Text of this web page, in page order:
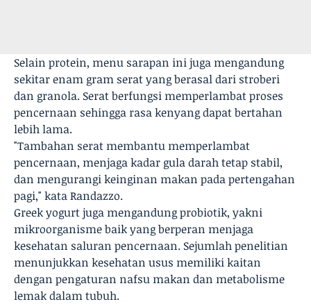
Selain protein, menu sarapan ini juga mengandung
sekitar enam gram serat yang berasal dari stroberi
dan granola. Serat berfungsi memperlambat proses
pencernaan sehingga rasa kenyang dapat bertahan
lebih lama.
"Tambahan serat membantu memperlambat
pencernaan, menjaga kadar gula darah tetap stabil,
dan mengurangi keinginan makan pada pertengahan
pagi," kata Randazzo.
Greek yogurt juga mengandung probiotik, yakni
mikroorganisme baik yang berperan menjaga
kesehatan saluran pencernaan. Sejumlah penelitian
menunjukkan kesehatan usus memiliki kaitan
dengan pengaturan nafsu makan dan metabolisme
lemak dalam tubuh.